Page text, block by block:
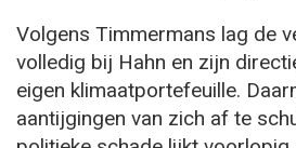
Volgens Timmermans lag de
volledig bij Hahn en zijn
eigen klimaatportefeuille.
aantijgingen van zich af te